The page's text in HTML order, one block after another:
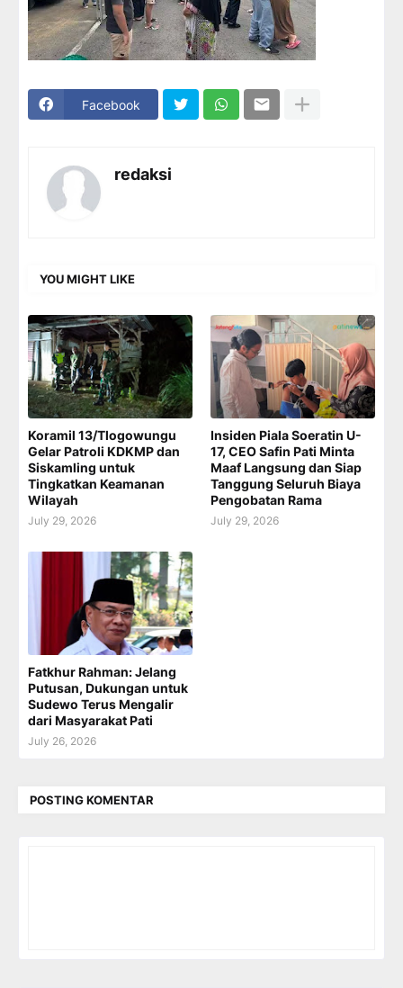
Facebook
redaksi
YOU MIGHT LIKE
Koramil 13/Tlogowungu
Gelar Patroli KDKMP dan
Siskamling untuk
Tingkatkan Keamanan
Wilayah
July 29, 2026
Insiden Piala Soeratin U-
17, CEO Safin Pati Minta
Maaf Langsung dan Siap
Tanggung Seluruh Biaya
Pengobatan Rama
July 29, 2026
Fatkhur Rahman: Jelang
Putusan, Dukungan untuk
Sudewo Terus Mengalir
dari Masyarakat Pati
July 26, 2026
POSTING KOMENTAR